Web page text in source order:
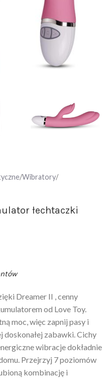
Wibratory
łechtaczki
Dreamer II , cenny
od Love Toy.
moc, więc zapnij pasy i
doskonałej zabawki. Cichy
wibracje dokładnie
Przejrzyj 7 poziomów
kombinację i